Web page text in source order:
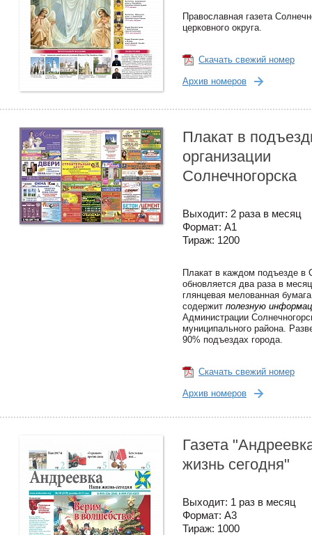
Православная газета
церковного округа.
Скачать свежий номер
Архив номеров
Плакат в
организации
Солнечногорска
Выходит: 2 раза в месяц
Формат: А1
Тираж: 1200
Плакат в каждом подъезде в
обновляется два раза в
глянцевая мелованная
содержит полезную
Администрации
муниципального района.
90% подъездах города.
Скачать свежий номер
Архив номеров
Газета
жизнь сегодня"
Выходит: 1 раз в месяц
Формат: А3
Тираж: 1000